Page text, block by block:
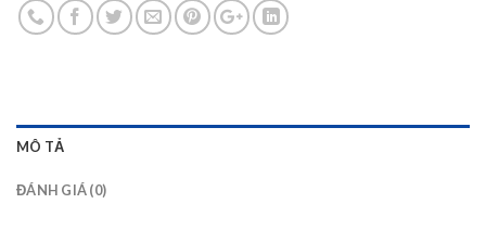
MÔ TẢ
ĐÁNH GIÁ (0)